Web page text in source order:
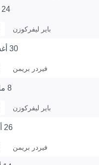
24 يناير 2026
باير ليفركوزن
30 أغسطس 2025
فيردر بريمن
8 مارس 2025
باير ليفركوزن
26 أكتوبر 2024
فيردر بريمن